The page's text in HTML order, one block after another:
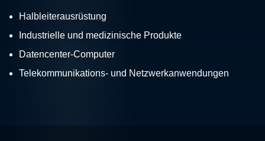
Halbleiterausrüstung
Industrielle und medizinische Produkte
Datencenter-Computer
Telekommunikations- und Netzwerkanwendungen